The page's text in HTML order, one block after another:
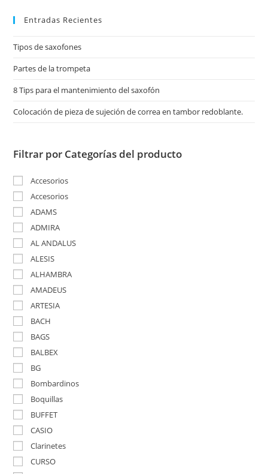
Entradas Recientes
Tipos de saxofones
Partes de la trompeta
8 Tips para el mantenimiento del saxofón
Colocación de pieza de sujeción de correa en tambor redoblante.
Filtrar por Categorías del producto
Accesorios
Accesorios
ADAMS
ADMIRA
AL ANDALUS
ALESIS
ALHAMBRA
AMADEUS
ARTESIA
BACH
BAGS
BALBEX
BG
Bombardinos
Boquillas
BUFFET
CASIO
Clarinetes
CURSO